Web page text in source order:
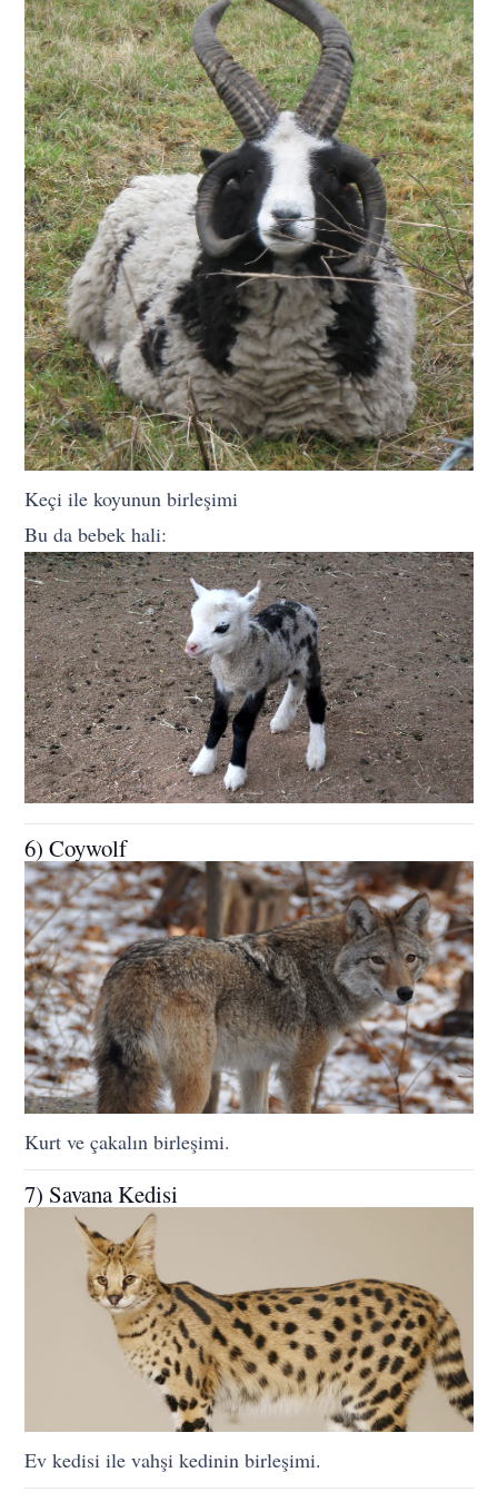
Keçi ile koyunun birleşimi
Bu da bebek hali:
6) Coywolf
Kurt ve çakalın birleşimi.
7) Savana Kedisi
Ev kedisi ile vahşi kedinin birleşimi.